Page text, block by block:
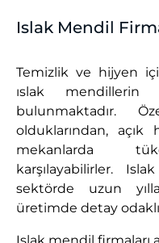
Islak Mendil
Temizlik ve hijyen
ıslak mendillerin
bulunmaktadır.
olduklarından,
mekanlarda
karşılayabilirler.
sektörde uzun
üretimde detay